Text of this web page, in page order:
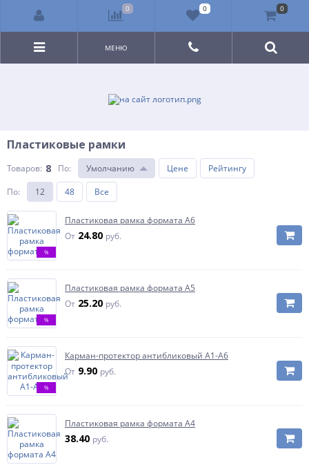
МЕНЮ
Пластиковые рамки
Товаров: 8 По: Умолчанию Цене
Рейтингу
По: 12 48 Все
%
Пластиковая рамка формата А6
От 24.80 руб.
%
Пластиковая рамка формата А5
От 25.20 руб.
%
Карман-протектор антибликовый А1-А6
От 9.90 руб.
Пластиковая рамка формата А4
38.40 руб.
0 0 0